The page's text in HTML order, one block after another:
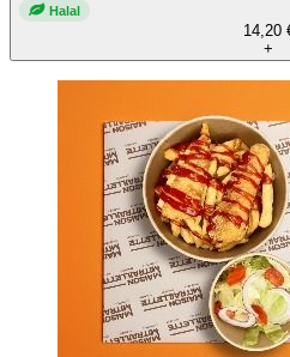
Halal
14,20
+